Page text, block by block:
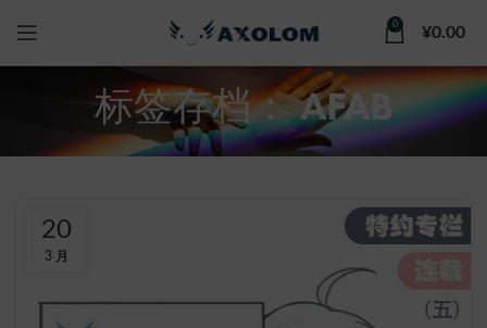
0 ¥0.00
标签存档： AFAB
20
3 月